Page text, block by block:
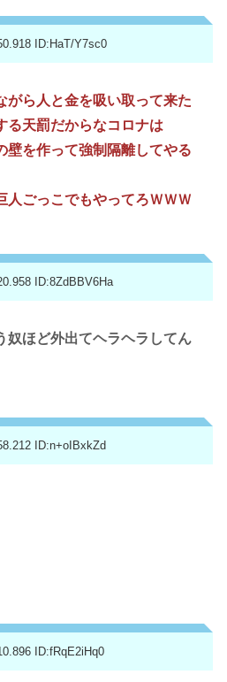
ID:HaT/Y7sc0
がら人と金を吸い取って来た
る天罰だからなコロナは
壁を作って強制隔離してやる
人ごっこでもやってろＷＷＷ
ID:8ZdBBV6Ha
奴ほど外出てヘラヘラしてん
ID:n+oIBxkZd
ID:fRqE2iHq0